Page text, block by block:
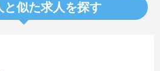
と似た求人を探す